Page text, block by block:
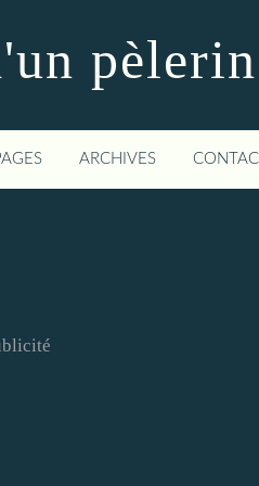
pèlerin
ARCHIVES